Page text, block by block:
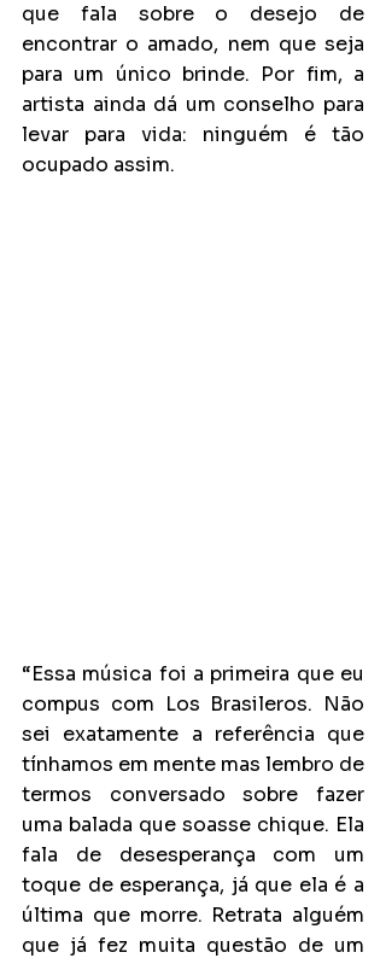
que fala sobre o desejo de
encontrar o amado, nem que seja
para um único brinde. Por fim, a
artista ainda dá um conselho para
levar para vida: ninguém é tão
ocupado assim.
“Essa música foi a primeira que eu
compus com Los Brasileros. Não
sei exatamente a referência que
tínhamos em mente mas lembro de
termos conversado sobre fazer
uma balada que soasse chique. Ela
fala de desesperança com um
toque de esperança, já que ela é a
última que morre. Retrata alguém
que já fez muita questão de um